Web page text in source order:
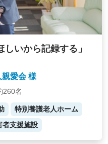
いから記録する」
愛会 様
260名
特別養護老人ホーム
者支援施設